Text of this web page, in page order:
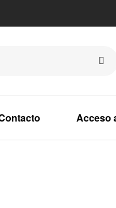
Acceso